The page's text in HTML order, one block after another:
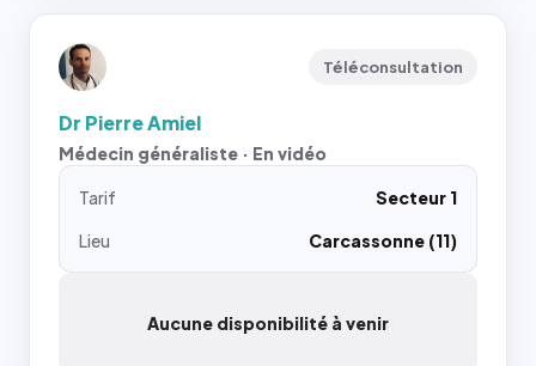
Téléconsultation
Dr Pierre Amiel
Médecin généraliste · En vidéo
Tarif
Secteur 1
Lieu
Carcassonne (11)
Aucune disponibilité à venir